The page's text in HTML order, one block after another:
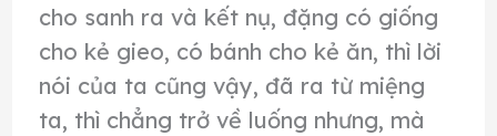
cho sanh ra và kết nụ, đặng có giống
cho kẻ gieo, có bánh cho kẻ ăn, thì lời
nói của ta cũng vậy, đã ra từ miệng
ta, thì chẳng trở về luống nhưng, mà